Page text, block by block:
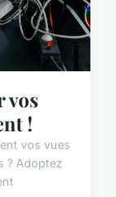
vos
!
vos vues
? Adoptez